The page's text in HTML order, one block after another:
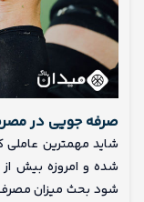
صرفه جویی در
شاید مهمترین عاملی
شده و امروزه بیش
شود بحث میزان